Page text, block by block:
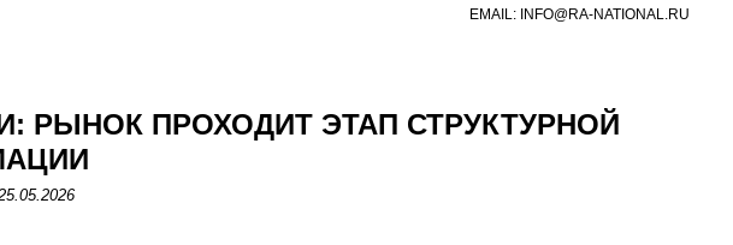
EMAIL: INFO@RA-NATIONAL.RU
РЫНОК ПРОХОДИТ ЭТАП СТРУКТУРНОЙ